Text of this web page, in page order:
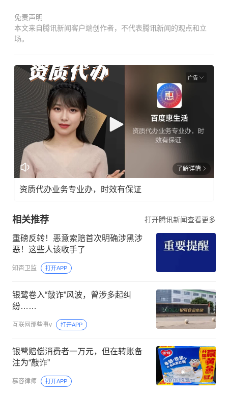
免责声明
本文来自腾讯新闻客户端创作者，不代表腾讯新闻的观点和立
场。
广告
了解详情
资质代办业务专业办，时效有保证
相关推荐 打开腾讯新闻查看更多
重磅反转！恶意索赔首次明确涉黑涉
恶！这些人该收手了
知否卫监 打开APP
银鹭卷入“敲诈”风波，曾涉多起纠
纷……
互联网那些事v 打开APP
银鹭赔偿消费者一万元，但在转账备
注为“敲诈”
慕容律师 打开APP